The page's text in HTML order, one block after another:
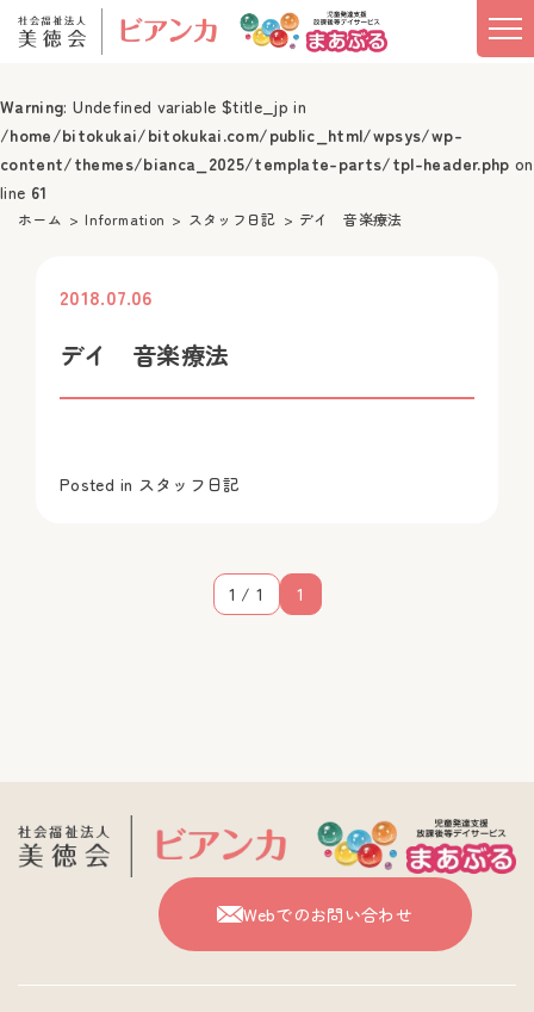
Warning: Undefined variable $title_jp in
/home/bitokukai/bitokukai.com/public_html/wpsys/wp-
content/themes/bianca_2025/template-parts/tpl-header.php on
line 61
ホーム Information スタッフ日記 デイ 音楽療法
2018.07.06
デイ 音楽療法
Posted in スタッフ日記
1 / 1 1
Webでのお問い合わせ